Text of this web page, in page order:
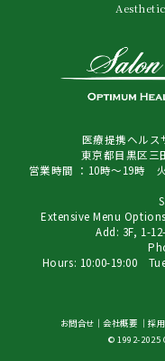
医療提携ヘルス
東京都目黒区三
営業時間 ：10時～19時
Extensive Menu
Add: 3F, 1-
Hours: 10:00-19:00
お問合せ ｜会社概要 ｜採
© 1992-